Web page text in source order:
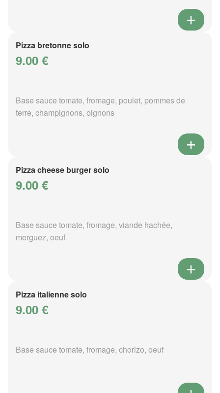
Pizza bretonne solo
9.00 €
Base sauce tomate, fromage, poulet, pommes de
terre, champignons, oignons
Pizza cheese burger solo
9.00 €
Base sauce tomate, fromage, viande hachée,
merguez, oeuf
Pizza italienne solo
9.00 €
Base sauce tomate, fromage, chorizo, oeuf